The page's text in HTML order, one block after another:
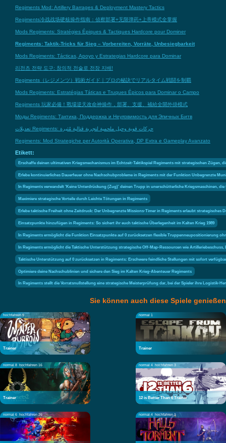
Regiments Mod: Artillery Barrages & Deployment Mastery Tactics
Regiments冷战战场硬核操作指南：侦察部署+无限弹药+上帝模式全掌握
Mods Regiments: Stratégies Épiques & Tactiques Hardcore pour Dominer
Regiments: Taktik-Tricks für Sieg – Vorbereiten, Vorräte, Unbesiegbarkeit
Mods Regiments: Tácticas, Apoyo y Estrategias Hardcore para Dominar
리전츠 전략 도구: 창의적 전술로 전장 지배!
Regiments（レジメンツ）戦術ガイド｜プロの秘訣でリアルタイム戦闘を制覇
Mods Regiments: Estratégias Táticas e Truques Épicos para Dominar o Campo
Regiments 玩家必備！戰場逆天改命神操作，部署、支援、補給全開外掛模式
Моды Regiments: Тактика, Поддержка и Неуязвимость для Эпичных Битв
تعديلات Regiments: حركات قوية وحيل ملحمية لتجربة قتالية مُثيرة
Regiments: Mod Strategiche per Autorità Operativa, DP Extra e Gameplay Avanzato
Etikett:
Erschaffe deinen ultimativen Kriegsmechanismus im Echtzeit-Taktikspiel Regiments mit strategischen
Erlebe kontinuierliches Dauerfeuer ohne Nachschubprobleme in Regiments mit der Funktion Unbegrenzte
In Regiments verwandelt 'Keine Unterdrückung (Zug)' deinen Trupp in unerschütterliche Kriegsmaschinen,
Maximiere strategische Vorteile durch Leichte Tötungen in Regiments
Erlebe taktische Freiheit ohne Zeitdruck: Der Unbegrenzte Missions-Timer in Regiments erlaubt strategisches
Einsatzpunkte hinzufügen in Regiments: So sichert ihr euch taktische Überlegenheit im Kalten Krieg 1989
In Regiments ermöglicht die Funktion Einsatzpunkte auf 0 zurücksetzen flexible Truppenneupositionierung
In Regiments ermöglicht die Taktische Unterstützung strategische Off-Map-Ressourcen wie
Taktische Unterstützung auf 0 zurücksetzen in Regiments: Erschwere feindliche Stellungen mit sofort
Optimiere deine Nachschublinien und sichere den Sieg im Kalten Krieg-Abenteuer Regiments
In Regiments stellt die Vorratsnullstellung eine strategische Meisterprüfung dar, bei der Spieler ihre Logistik-
Sie können auch diese Spiele genießen
hochfahren 9
Trainer
normal 1
Trainer
normal 8 hochfahren 16
Trainer
normal 4 hochfahren 3
12 is Better Than 6 Trainer
normal 6 hochfahren 26 normal 4 hochfahren 1